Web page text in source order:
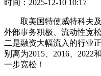
时间：2025-12-10 10:17
取美国特使威特科夫及
外部事务积极、流动性宽
二是融资大幅流入的行业
别离为2015、2016、2022
一步宽松！